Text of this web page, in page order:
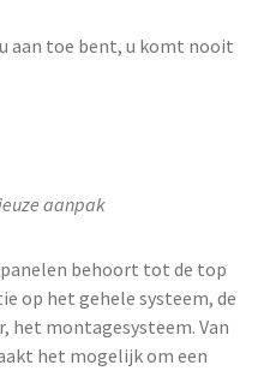
u aan toe bent, u komt nooit
aanpak
behoort tot de top
op het gehele systeem, de
het montagesysteem. Van
het mogelijk om een